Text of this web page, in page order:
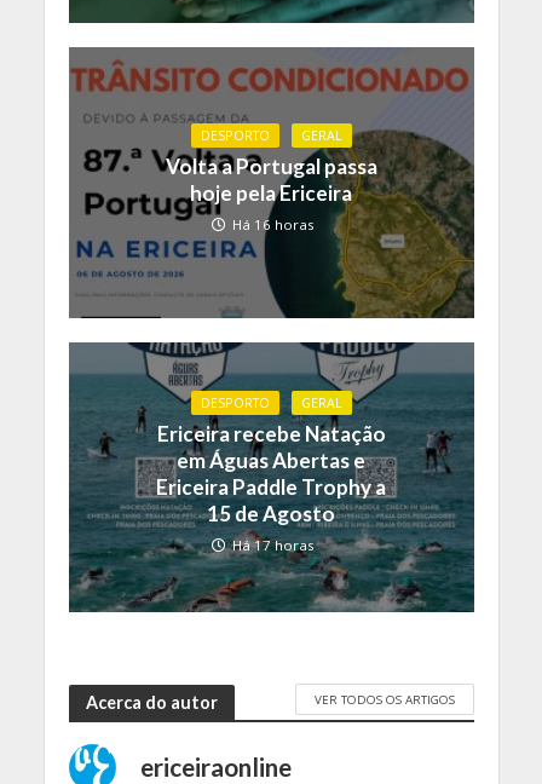
DESPORTO GERAL
Volta a Portugal passa
hoje pela Ericeira
Há 16 horas
DESPORTO GERAL
Ericeira recebe Natação
em Águas Abertas e
Ericeira Paddle Trophy a
15 de Agosto
Há 17 horas
Acerca do autor VER TODOS OS ARTIGOS
ericeiraonline